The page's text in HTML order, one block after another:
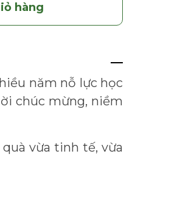
hàng
năm nỗ lực học
chúc mừng, niềm
vừa tinh tế, vừa